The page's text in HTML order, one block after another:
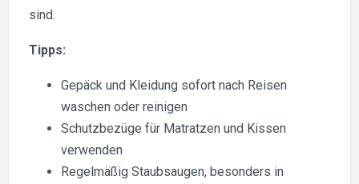
sind.
Tipps:
Gepäck und Kleidung sofort nach Reisen
waschen oder reinigen
Schutzbezüge für Matratzen und Kissen
verwenden
Regelmäßig Staubsaugen, besonders in